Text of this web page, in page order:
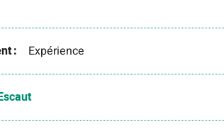
Expérience